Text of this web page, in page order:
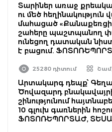
Տարիներ առաջ
ու մեծ հեղինակություն
մահացած «Քանաքեռցի
շահերը պաշտպանող
ունեցող դատական
է բացում.
25280 դիտում
Արտակարգ դեպք՝
Ծովազարդ
շինությունում
10 գլուխ գառներին
ՖՈՏՈՌԵՊՈՐՏԱԺ,